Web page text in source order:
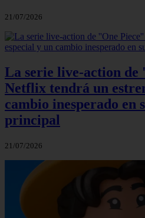
21/07/2026
La serie live-action de
Netflix tendrá un
cambio inesperado en
principal
21/07/2026